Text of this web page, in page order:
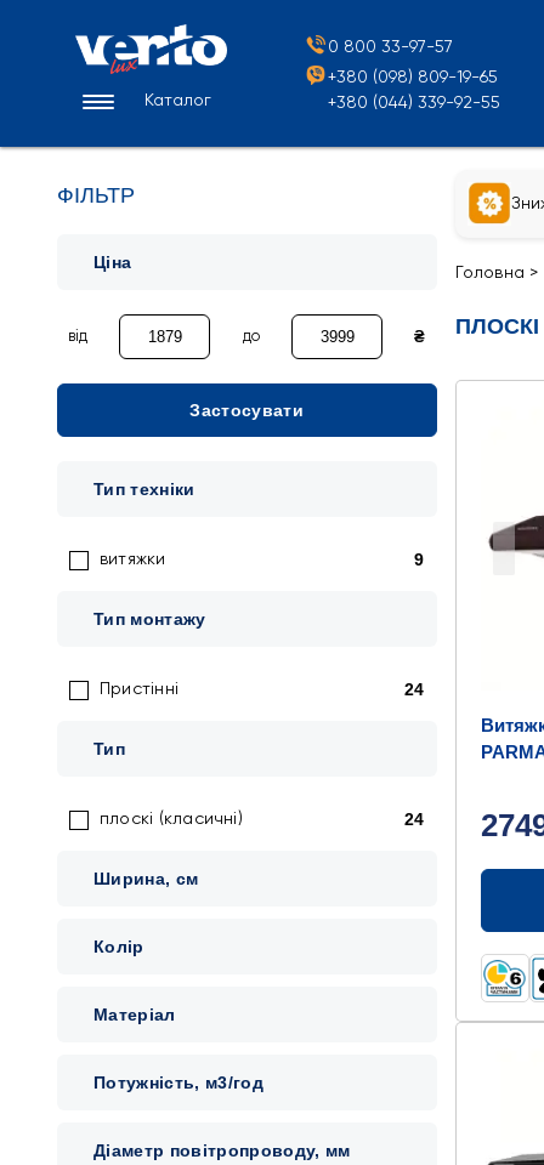
Каталог
0 800 33-97-57
+380 (098) 809-19-65
+380 (044) 339-92-55
ФІЛЬТР
Ціна
від до ₴
Застосувати
Тип техніки
витяжки 9
Тип монтажу
Пристінні 24
Тип
плоскі (класичні) 24
Ширина, см
Колір
Матеріал
Потужність, м3/год
Діаметр повітропроводу, мм
Головна >